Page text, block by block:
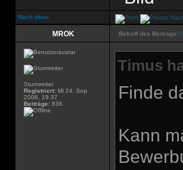
Nach oben
MROK Betreff des Beitrags:
Sturmreiter
Registriert: Mi 24. Sep
2008, 19:37
Beiträge: 836
Timus
Finde
Kann